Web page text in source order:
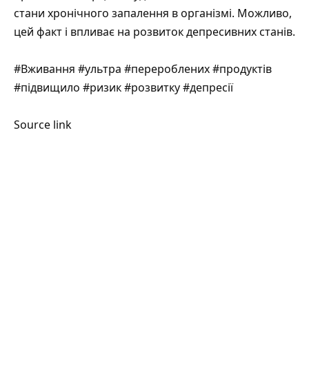
стани хронічного запалення в організмі. Можливо,
цей факт і впливає на розвиток депресивних станів.
#Вживання #ультра #перероблених #продуктів
#підвищило #ризик #розвитку #депресії
Source link